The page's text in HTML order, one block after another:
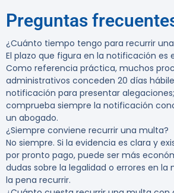
Preguntas
¿Cuánto tiempo tengo para recurrir
El plazo que figura en la notificación es
Como referencia práctica, muchos
administrativos conceden 20 días
notificación para presentar
comprueba siempre la notificación
un abogado.
¿Siempre conviene recurrir una multa?
No siempre. Si la evidencia es clara y
por pronto pago, puede ser más
dudas sobre la legalidad o errores en
la pena recurrir.